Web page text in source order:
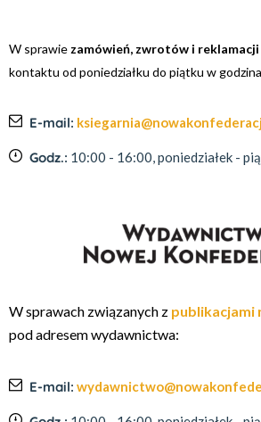
W sprawie zamówień, zwrotów i reklamacji
kontaktu od poniedziałku do piątku w
E-mail:
Godz.: 10:00 - 16:00, poniedziałek -
W sprawach związanych z publikacjami
pod adresem wydawnictwa:
E-mail: